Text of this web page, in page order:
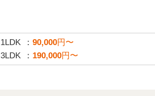
1LDK 90,000円〜
3LDK 190,000円〜